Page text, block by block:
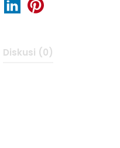
Diskusi (0)